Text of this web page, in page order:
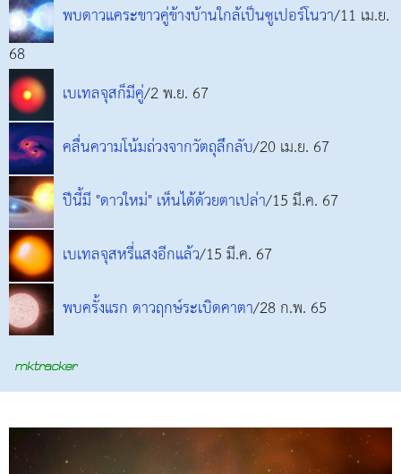
พบดาวแคระขาวคู่ข้างบ้านใกล้เป็นซูเปอร์โนวา/11 เม.ย.
68
เบเทลจุสก็มีคู่/2 พ.ย. 67
คลื่นความโน้มถ่วงจากวัตถุลึกลับ/20 เม.ย. 67
ปีนี้มี "ดาวใหม่" เห็นได้ด้วยตาเปล่า/15 มี.ค. 67
เบเทลจุสหรี่แสงอีกแล้ว/15 มี.ค. 67
พบครั้งแรก ดาวฤกษ์ระเบิดคาตา/28 ก.พ. 65